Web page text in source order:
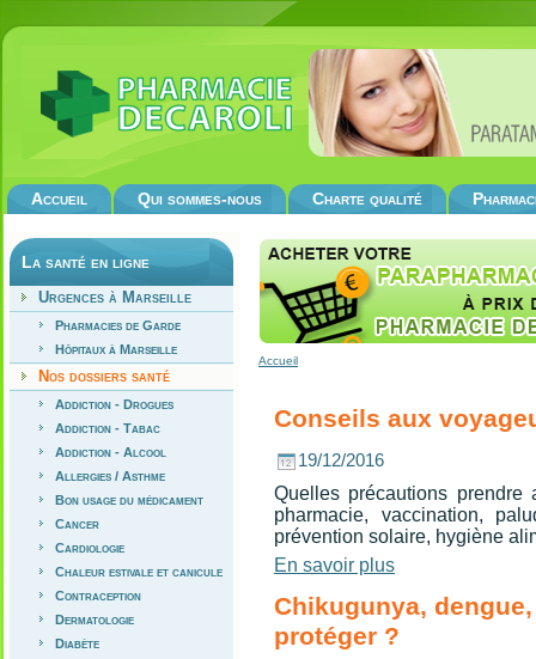
Accueil Qui sommes-nous Charte qualité
La santé en ligne
Urgences à Marseille
Pharmacies de Garde
Hôpitaux à Marseille
Nos dossiers santé
Addiction - Drogues
Addiction - Tabac
Addiction - Alcool
Allergies / Asthme
Bon usage du médicament
Cancer
Cardiologie
Chaleur estivale et canicule
Contraception
Dermatologie
Diabète
Accueil
Conseils aux
19/12/2016
Quelles précautions
pharmacie, vaccination,
prévention solaire, hygiène
En savoir plus
Chikugunya,
protéger ?